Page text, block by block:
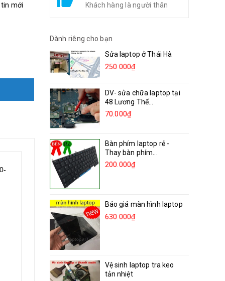
mới Khách hàng là người thân
Dành riêng cho bạn
Sửa laptop ở Thái Hà
250.000₫
DV- sửa chữa laptop tại
48 Lương Thế...
70.000₫
Bàn phím laptop rẻ -
Thay bàn phím...
200.000₫
Báo giá màn hình laptop
630.000₫
Vệ sinh laptop tra keo
tản nhiệt